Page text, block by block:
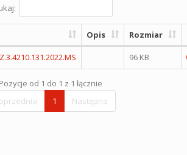
Opis Rozmiar
96 KB
Pozycje od 1 do 1 z 1 łącznie
1 Następna